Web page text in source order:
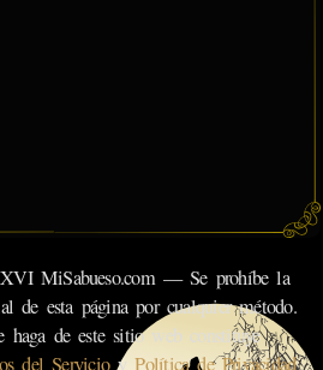
MiSabueso.com — Se prohíbe la
de esta página por cualquier método.
haga de este sitio web constituye
del ServicioyPolítica de Privacidad